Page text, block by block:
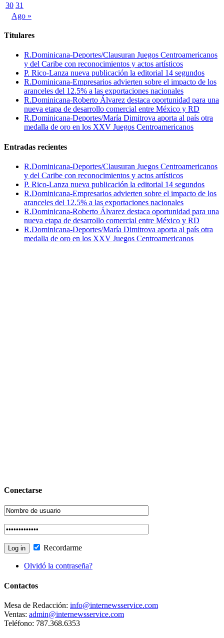
30 31
Ago »
Titulares
R.Dominicana-Deportes/Clausuran Juegos Centroamericanos
y del Caribe con reconocimientos y actos artísticos
P. Rico-Lanza nueva publicación la editorial 14 segundos
R.Dominicana-Empresarios advierten sobre el impacto de los
aranceles del 12.5% a las exportaciones nacionales
R.Dominicana-Roberto Álvarez destaca oportunidad para una
nueva etapa de desarrollo comercial entre México y RD
R.Dominicana-Deportes/María Dimitrova aporta al país otra
medalla de oro en los XXV Juegos Centroamericanos
Entradas recientes
R.Dominicana-Deportes/Clausuran Juegos Centroamericanos
y del Caribe con reconocimientos y actos artísticos
P. Rico-Lanza nueva publicación la editorial 14 segundos
R.Dominicana-Empresarios advierten sobre el impacto de los
aranceles del 12.5% a las exportaciones nacionales
R.Dominicana-Roberto Álvarez destaca oportunidad para una
nueva etapa de desarrollo comercial entre México y RD
R.Dominicana-Deportes/María Dimitrova aporta al país otra
medalla de oro en los XXV Juegos Centroamericanos
Conectarse
Recordarme
Olvidó la contraseña?
Contactos
Mesa de Redacción: info@internewsservice.com
Ventas: admin@internewsservice.com
Teléfono: 787.368.6353